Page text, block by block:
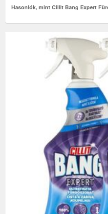
Hasonlók, mint Cillit Bang Expert